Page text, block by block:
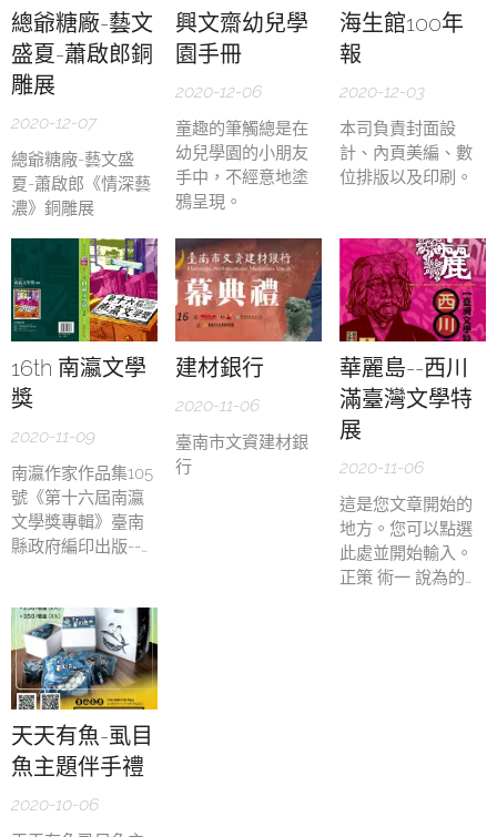
的作業。
學印象四個主題設
計版面。
總爺糖廠-藝文
盛夏-蕭啟郎銅
雕展
2020-12-07
總爺糖廠-藝文盛
夏-蕭啟郎《情深藝
濃》銅雕展
興文齋幼兒學
園手冊
2020-12-06
童趣的筆觸總是在
幼兒學園的小朋友
手中，不經意地塗
鴉呈現。
海生館100年
報
2020-12-03
本司負責封面設
計、內頁美編、數
位排版以及印刷。
16th 南瀛文學
獎
2020-11-09
南瀛作家作品集105
號《第十六屆南瀛
文學獎專輯》臺南
縣政府編印出版--
建材銀行
2020-11-06
臺南市文資建材銀
行
華麗島--西川
滿臺灣文學特
展
2020-11-06
這是您文章開始的
地方。您可以點選
此處並開始輸入。
正策 術一 說為的地
天天有魚-虱目
魚主題伴手禮
2020-10-06